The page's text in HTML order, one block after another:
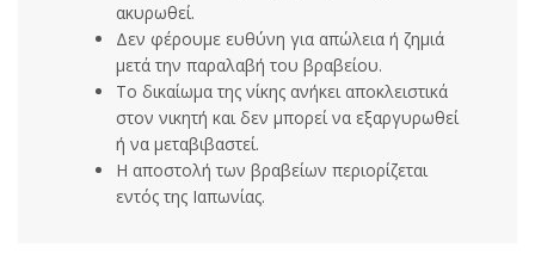
ακυρωθεί.
Δεν φέρουμε ευθύνη για απώλεια ή ζημιά
μετά την παραλαβή του βραβείου.
Το δικαίωμα της νίκης ανήκει αποκλειστικά
στον νικητή και δεν μπορεί να εξαργυρωθεί
ή να μεταβιβαστεί.
Η αποστολή των βραβείων περιορίζεται
εντός της Ιαπωνίας.